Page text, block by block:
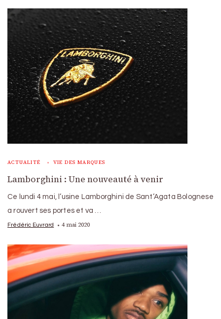
ACTUALITÉ VIE DES MARQUES
Lamborghini : Une nouveauté à venir
Ce lundi 4 mai, l’usine Lamborghini de Sant’Agata Bolognese
a rouvert ses portes et va …
Frédéric Euvrard 4 mai 2020